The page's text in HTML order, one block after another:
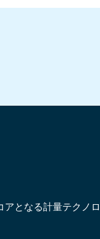
精度ロードセルSFT
フィーダ
アとなる計量テクノ